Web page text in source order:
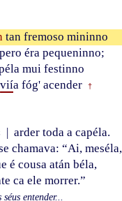
tan fremoso mininno
pero éra pequeninno;
mui festinno
viía fóg' acender †
| arder toda a capéla.
chamava: “Ai, meséla,
é cousa atán béla,
ca ele morrer.”
séus entender...